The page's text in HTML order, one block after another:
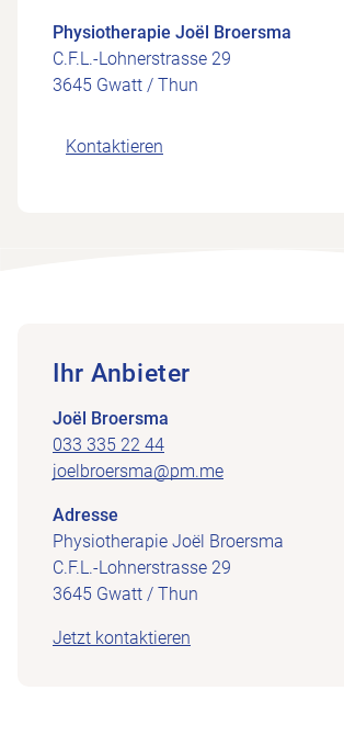
Physiotherapie Joël Broersma
C.F.L.-Lohnerstrasse 29
3645 Gwatt / Thun
Kontaktieren
Ihr Anbieter
Joël Broersma
033 335 22 44
joelbroersma@pm.me
Adresse
Physiotherapie Joël Broersma
C.F.L.-Lohnerstrasse 29
3645 Gwatt / Thun
Jetzt kontaktieren